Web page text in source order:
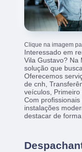
Clique na imagem
Interessado em
Vila Gustavo? Na
solução que
Oferecemos
de cnh,
veículos, Primeiro
Com
instalações
destacar de